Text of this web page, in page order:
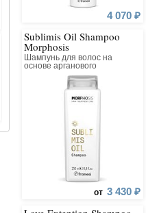
Bariesun Moisturizing Dry
Mist SPF 50+
от
4 070 ₽
Sublimis Oil Shampoo
Morphosis
Шампунь для волос на
основе арганового
от 3 430 ₽